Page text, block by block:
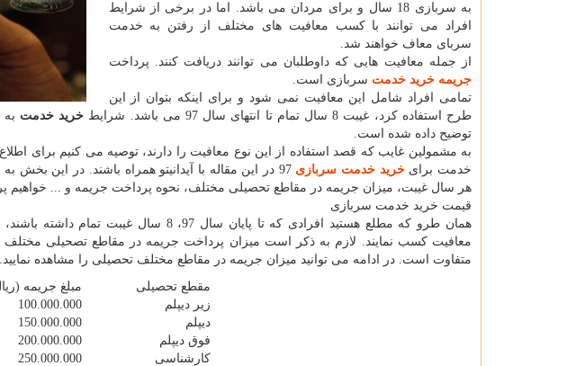
به سربازی 18 سال و برای مردان می باشد. اما در برخی از شرایط
افراد می توانند با کسب معافیت های مختلف از رفتن به خدمت
سربای معاف خواهند شد.
از جمله معافیت هایی که داوطلبان می توانند دریافت کنند. پرداخت
جریمه خرید خدمت سربازی است.
تمامی افراد شامل این معافیت نمی شود و برای اینکه بتوان از این
طرح استفاده کرد، غیبت 8 سال تمام تا انتهای سال 97 می باشد. شرایط
خرید خدمت
توضیح داده شده است.
خدمت برایخرید خدمت سربازی
97 در این مقاله با آیدانیتو همراه باشند. در این
هر سال غیبت، میزان جریمه در مقاطع تحصیلی مختلف، نحوه پرداخت جریمه و ... خواهیم
قیمت خرید خدمت سربازی
همان طرو که مطلع هستید افرادی که تا پایان
معافیت کسب نمایند. لازم به ذکر است میزان پرداخت جریمه در مقاطع تصحیلی
متفاوت است. در ادامه می توانید میزان جریمه در مقاطع مختلف تحصیلی را مشاهده نمایید.
مقطع تحصیلی
مبلغ جریمه
زیر دیپلم
100.000.000
دیپلم
150.000.000
فوق دیپلم
200.000.000
کارشناسی
250.000.000